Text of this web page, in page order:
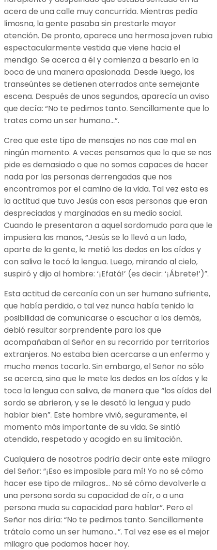
acera de una calle muy concurrida. Mientras pedía
limosna, la gente pasaba sin prestarle mayor
atención. De pronto, aparece una hermosa joven rubia
espectacularmente vestida que viene hacia el
mendigo. Se acerca a él y comienza a besarlo en la
boca de una manera apasionada. Desde luego, los
transeúntes se detienen aterrados ante semejante
escena. Después de unos segundos, aparecía un aviso
que decía: “No te pedimos tanto. Sencillamente que lo
trates como un ser humano…”.
Creo que este tipo de mensajes no nos cae mal en
ningún momento. A veces pensamos que lo que se nos
pide es demasiado o que no somos capaces de hacer
nada por las personas derrengadas que nos
encontramos por el camino de la vida. Tal vez esta es
la actitud que tuvo Jesús con esas personas que eran
despreciadas y marginadas en su medio social.
Cuando le presentaron a aquel sordomudo para que le
impusiera las manos, “Jesús se lo llevó a un lado,
aparte de la gente, le metió los dedos en los oídos y
con saliva le tocó la lengua. Luego, mirando al cielo,
suspiró y dijo al hombre: ‘¡Efatá!’ (es decir: ‘¡Ábrete!’)”.
Esta actitud de cercanía con un ser humano sufriente,
que había perdido, o tal vez nunca había tenido la
posibilidad de comunicarse o escuchar a los demás,
debió resultar sorprendente para los que
acompañaban al Señor en su recorrido por territorios
extranjeros. No estaba bien acercarse a un enfermo y
mucho menos tocarlo. Sin embargo, el Señor no sólo
se acerca, sino que le mete los dedos en los oídos y le
toca la lengua con saliva, de manera que “los oídos del
sordo se abrieron, y se le desató la lengua y pudo
hablar bien”. Este hombre vivió, seguramente, el
momento más importante de su vida. Se sintió
atendido, respetado y acogido en su limitación.
Cualquiera de nosotros podría decir ante este milagro
del Señor: “¡Eso es imposible para mí! Yo no sé cómo
hacer ese tipo de milagros… No sé cómo devolverle a
una persona sorda su capacidad de oír, o a una
persona muda su capacidad para hablar”. Pero el
Señor nos diría: “No te pedimos tanto. Sencillamente
trátalo como un ser humano…”. Tal vez ese es el mejor
milagro que podamos hacer hoy.